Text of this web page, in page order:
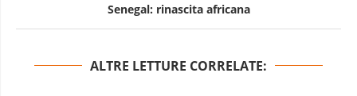
Senegal: rinascita africana
ALTRE LETTURE CORRELATE: